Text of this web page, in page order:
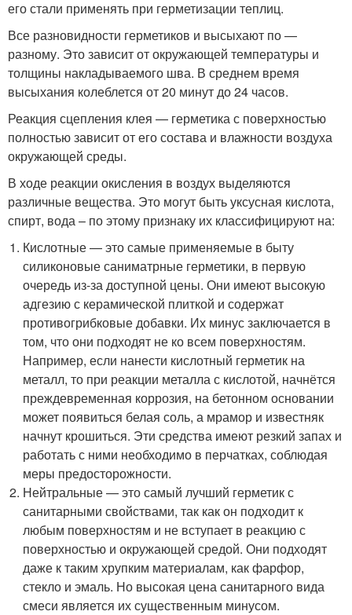
его стали применять при герметизации теплиц.
Все разновидности герметиков и высыхают по —
разному. Это зависит от окружающей температуры и
толщины накладываемого шва. В среднем время
высыхания колеблется от 20 минут до 24 часов.
Реакция сцепления клея — герметика с поверхностью
полностью зависит от его состава и влажности воздуха
окружающей среды.
В ходе реакции окисления в воздух выделяются
различные вещества. Это могут быть уксусная кислота,
спирт, вода – по этому признаку их классифицируют на:
Кислотные — это самые применяемые в быту
силиконовые саниматрные герметики, в первую
очередь из-за доступной цены. Они имеют высокую
адгезию с керамической плиткой и содержат
противогрибковые добавки. Их минус заключается в
том, что они подходят не ко всем поверхностям.
Например, если нанести кислотный герметик на
металл, то при реакции металла с кислотой, начнётся
преждевременная коррозия, на бетонном основании
может появиться белая соль, а мрамор и известняк
начнут крошиться. Эти средства имеют резкий запах и
работать с ними необходимо в перчатках, соблюдая
меры предосторожности.
Нейтральные — это самый лучший герметик с
санитарными свойствами, так как он подходит к
любым поверхностям и не вступает в реакцию с
поверхностью и окружающей средой. Они подходят
даже к таким хрупким материалам, как фарфор,
стекло и эмаль. Но высокая цена санитарного вида
смеси является их существенным минусом.